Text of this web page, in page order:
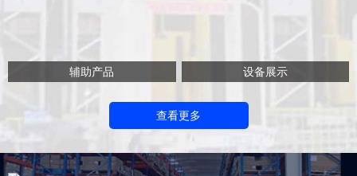
辅助产品 设备展示
查看更多